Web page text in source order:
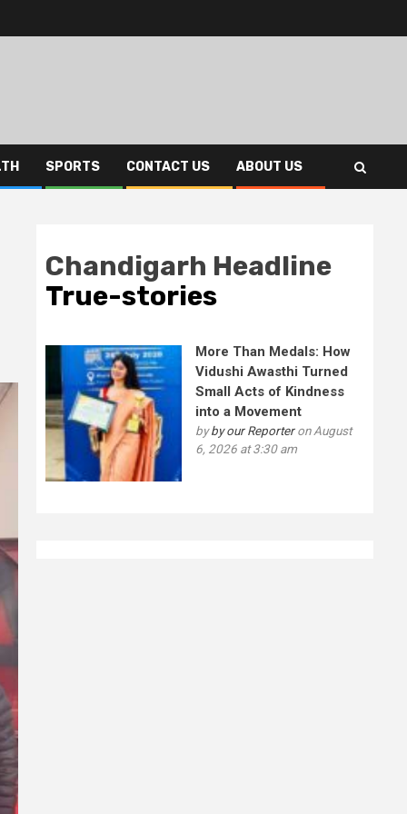
SPORTS CONTACT US ABOUT US
Chandigarh Headline
True-stories
More Than Medals: How
Vidushi Awasthi Turned
Small Acts of Kindness
into a Movement
byby our Reporteron August
6, 2026 at 3:30 am